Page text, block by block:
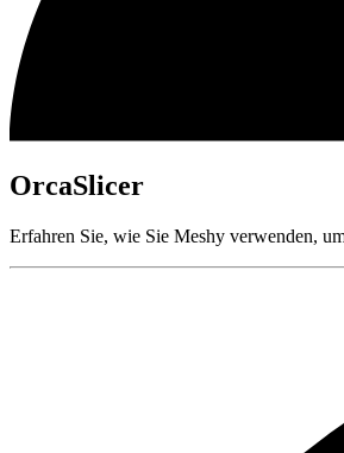
OrcaSlicer
Erfahren Sie, wie Sie Meshy verwenden,